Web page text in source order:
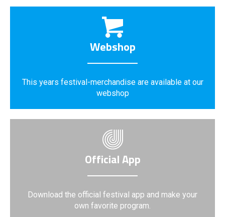
Webshop
This years festival-merchandise are available at our
webshop
Official App
Download the official festival app and make your
own favorite program.